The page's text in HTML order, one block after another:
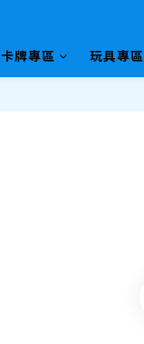
卡牌專區 玩具專區